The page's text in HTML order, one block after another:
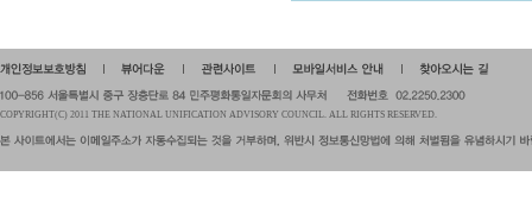
COPYRIGHT(C) 2011 THE NATIONAL UNIFICATION ADVISORY COUNCIL. ALL RIGHTS RESERVED.